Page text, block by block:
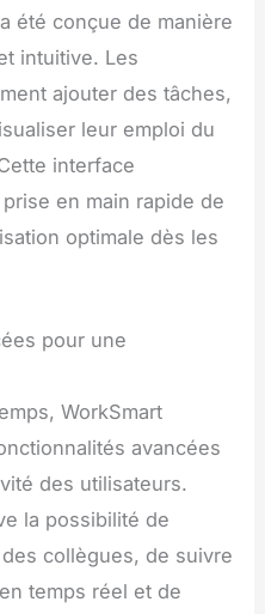
été conçue de manière
intuitive. Les
ajouter des tâches,
leur emploi du
interface
en main rapide de
optimale dès les
pour une
WorkSmart
avancées
des utilisateurs.
la possibilité de
collègues, de suivre
temps réel et de